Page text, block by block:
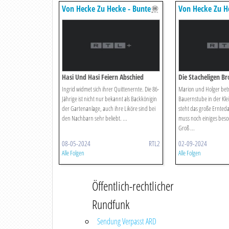
Von Hecke Zu Hecke - Bunte
Beetgeschichten
Hasi Und Hasi Feiern Abschied
Ingrid widmet sich ihrer Quittenernte. Die 86-
Jährige ist nicht nur bekannt als Backkönigin
der Gartenanlage, auch ihre Liköre sind bei
den Nachbarn sehr beliebt. ...
08-05-2024 RTL2
Alle Folgen
Von Hecke Zu
Beetgeschichten
Die Stacheligen
Marion und Holger
Bauernstube in der
steht das große
muss noch einiges
Groß ...
02-09-2024
Alle Folgen
Öffentlich-rechtlicher
Rundfunk
Sendung Verpasst ARD